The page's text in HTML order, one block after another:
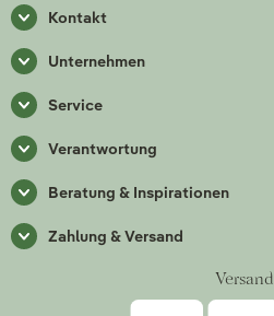
Kontakt
Unternehmen
Service
Verantwortung
Beratung & Inspirationen
Zahlung & Versand
Versand